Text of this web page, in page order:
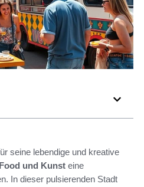
seine lebendige und kreative
und Kunst eine
In dieser pulsierenden Stadt